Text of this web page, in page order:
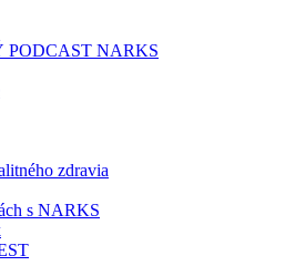
PODCAST NARKS
zdravia
s NARKS